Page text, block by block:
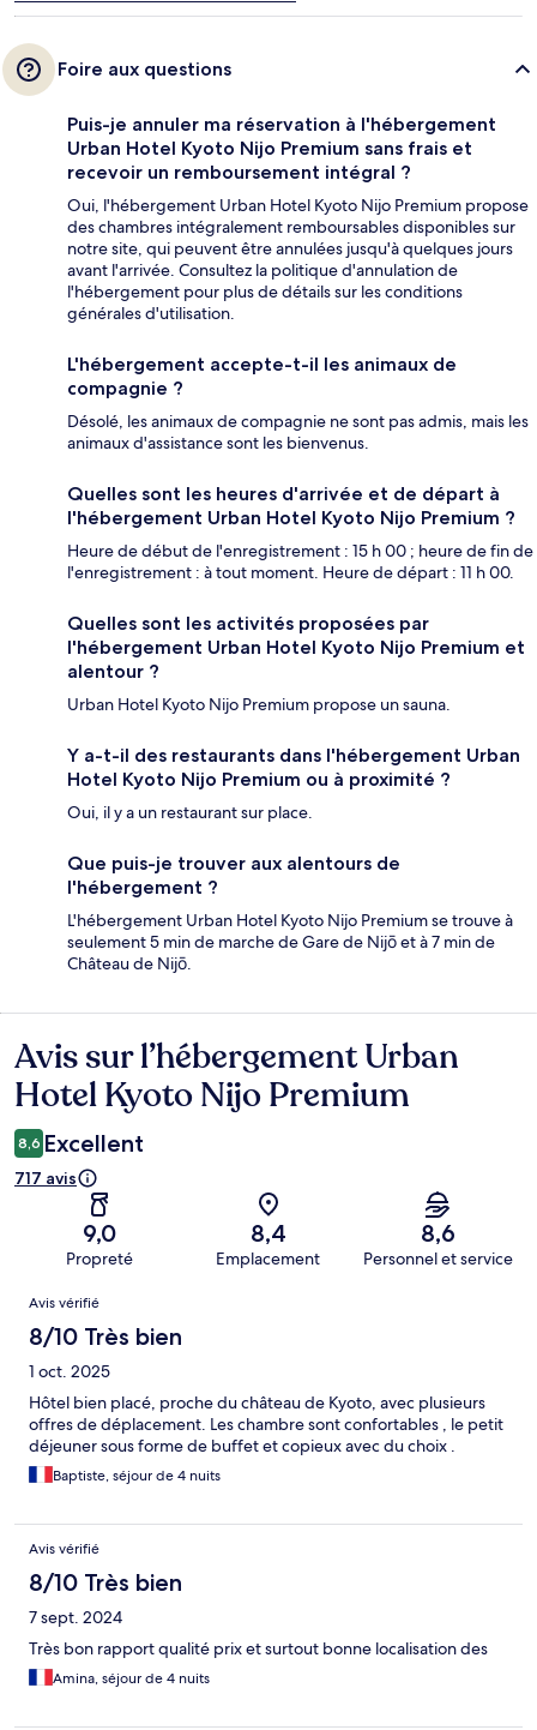
Foire aux questions
Puis-je annuler ma réservation à l'hébergement
Urban Hotel Kyoto Nijo Premium sans frais et
recevoir un remboursement intégral ?
Oui, l'hébergement Urban Hotel Kyoto Nijo Premium propose
des chambres intégralement remboursables disponibles sur
notre site, qui peuvent être annulées jusqu'à quelques jours
avant l'arrivée. Consultez la politique d'annulation de
l'hébergement pour plus de détails sur les conditions
générales d'utilisation.
L'hébergement accepte-t-il les animaux de
compagnie ?
Désolé, les animaux de compagnie ne sont pas admis, mais les
animaux d'assistance sont les bienvenus.
Quelles sont les heures d'arrivée et de départ à
l'hébergement Urban Hotel Kyoto Nijo Premium ?
Heure de début de l'enregistrement : 15 h 00 ; heure de fin de
l'enregistrement : à tout moment. Heure de départ : 11 h 00.
Quelles sont les activités proposées par
l'hébergement Urban Hotel Kyoto Nijo Premium et
alentour ?
Urban Hotel Kyoto Nijo Premium propose un sauna.
Y a-t-il des restaurants dans l'hébergement Urban
Hotel Kyoto Nijo Premium ou à proximité ?
Oui, il y a un restaurant sur place.
Que puis-je trouver aux alentours de
l'hébergement ?
L'hébergement Urban Hotel Kyoto Nijo Premium se trouve à
seulement 5 min de marche de Gare de Nijō et à 7 min de
Château de Nijō.
Avis
Avis sur l’hébergement Urban
Hotel Kyoto Nijo Premium
8,6 Excellent
717 avis
9,0
Propreté
8,4
Emplacement
8,6
Personnel et service
Avis
Avis vérifié
8/10 Très bien
1 oct. 2025
Hôtel bien placé, proche du château de Kyoto, avec plusieurs
offres de déplacement. Les chambre sont confortables , le petit
déjeuner sous forme de buffet et copieux avec du choix .
Baptiste, séjour de 4 nuits
Avis vérifié
8/10 Très bien
7 sept. 2024
Très bon rapport qualité prix et surtout bonne localisation des
Amina, séjour de 4 nuits